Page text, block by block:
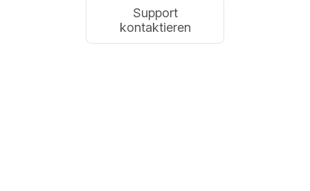
Support
kontaktieren